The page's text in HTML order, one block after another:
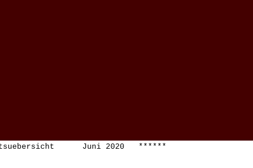
Juni 2020 ******